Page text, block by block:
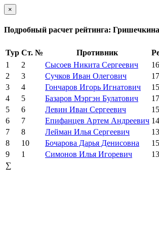
×
Подробный расчет рейтинга:
Тур Ст. № Противник
1
2 Сысоев Никита Сергеевич
2
3 Сучков Иван Олегович
3
4 Гончаров Игорь Игнатович
4
5 Базаров Мэргэн Булатович
5
6 Левин Иван Сергеевич
6
7 Епифанцев Артем Андреевич
7
8 Лейман Илья Сергеевич
8
10 Бочарова Дарья Денисовна
9
1 Симонов Илья Игоревич
∑